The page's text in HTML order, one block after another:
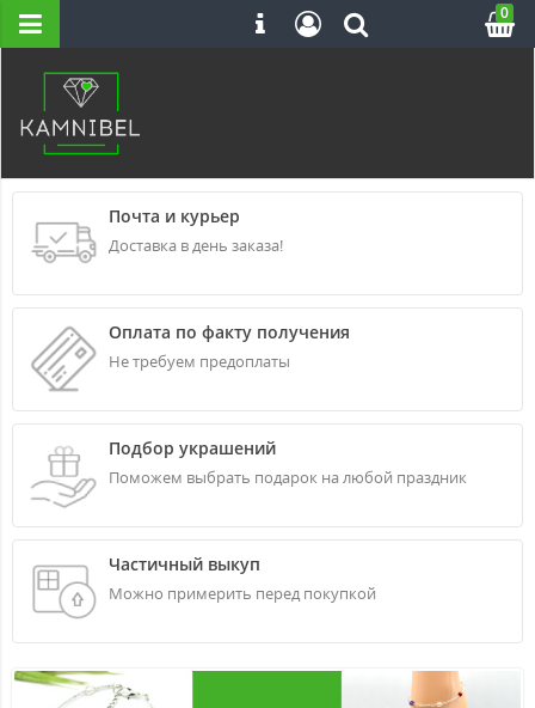
ВС 10-22
0
Почта и курьер
Доставка в день заказа!
Оплата по факту получения
Не требуем предоплаты
Подбор украшений
Поможем выбрать подарок на любой праздник
Частичный выкуп
Можно примерить перед покупкой